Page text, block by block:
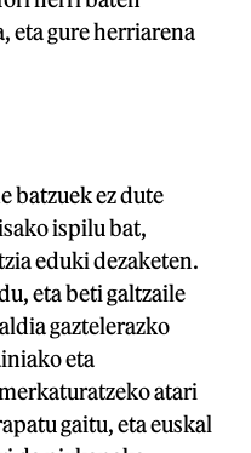
eta gure herriarena
batzuek ez dute
ispilu bat,
eduki dezaketen.
eta beti galtzaile
gaztelerazko
eta
atari
gaitu, eta euskal